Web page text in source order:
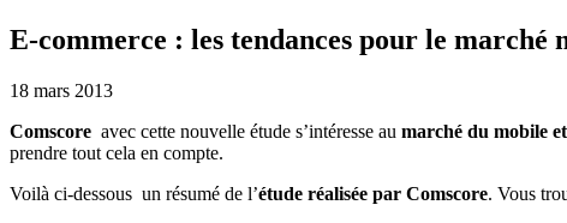
E-commerce : les tendances pour le marché
18 mars 2013
Comscore avec cette nouvelle étude s’intéresse au marché du mobile
prendre tout cela en compte.
Voilà ci-dessous un résumé de l’étude réalisée par Comscore. Vous